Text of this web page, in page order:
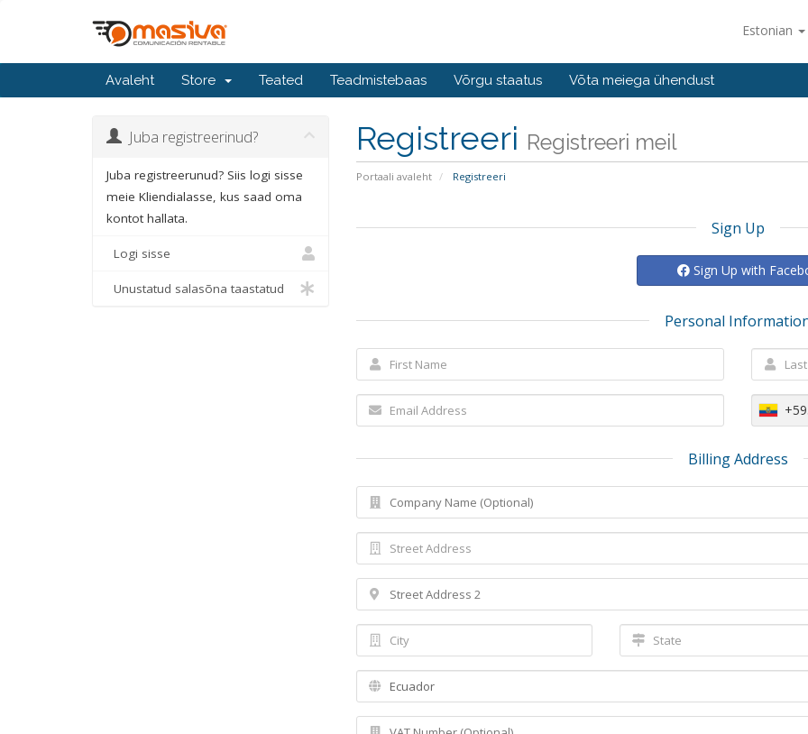
Estonian
Avaleht Store Teated Teadmistebaas Võrgu staatus Võta meiega ühendust
Registreeri Registreeri meil
Portaali avaleht Registreeri
Juba registreerinud?
Juba registreerunud? Siis logi sisse
meie Kliendialasse, kus saad oma
kontot hallata.
Logi sisse
Unustatud salasõna taastatud
Sign Up
Sign Up with
Personal
Billing Address